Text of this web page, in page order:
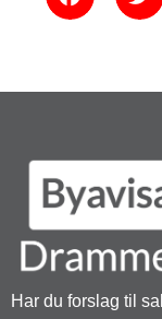
Har du forslag til